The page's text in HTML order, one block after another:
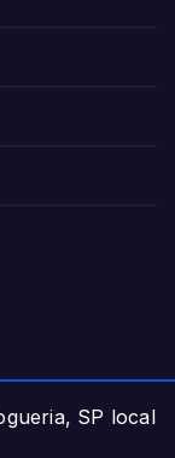
SP local